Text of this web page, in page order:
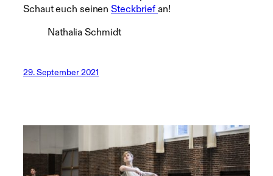
Schaut euch seinenSteckbriefan!
Nathalia Schmidt
29. September 2021